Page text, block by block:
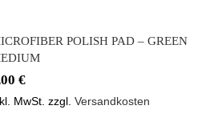
POLISH PAD – GREEN
€
MwSt. zzgl.Versandkosten